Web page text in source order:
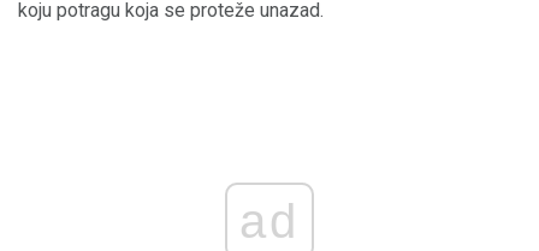
koju potragu koja se proteže unazad.
ad